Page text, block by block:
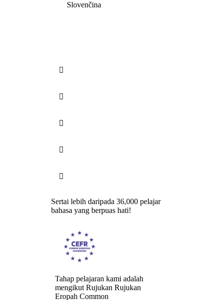
Slovenčina





Sertai lebih daripada 36,000 pelajar
bahasa yang berpuas hati!
Tahap pelajaran kami adalah
mengikut Rujukan Rujukan
Eropah Common